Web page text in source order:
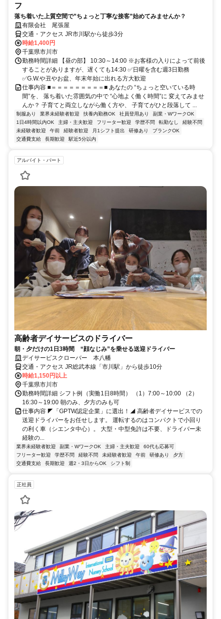
フ
落ち着いた上質空間で”ちょっと丁寧な接客”始めてみませんか？
有限会社 尾張屋
交通・アクセス JR市川駅から徒歩3分
時給1,400円
千葉県市川市
勤務時間詳細 【昼の部】 10:30～14:00 ※お客様の入りによって前後
することがありますが、遅くても14:30 ✅日曜を含む週3日勤務
✅G.W.や丑やお盆、年末年始に出れる方大歓迎
仕事内容 ■＝＝＝＝＝＝＝＝＝■ あなたの “ちょっと空いている時
間”を、 落ち着いた雰囲気の中で “心地よく働く時間”に 変えてみませ
んか？ 子育てと両立しながら働く方や、 子育てがひと段落して ...
制服あり 業界未経験者歓迎 扶養内勤務OK 社員登用あり
副業・WワークOK
1日4時間以内OK
主婦・主夫歓迎 フリーター歓迎 学歴不問 転勤なし
経験不問
未経験者歓迎
午前 経験者歓迎 月1シフト提出 研修あり
ブランクOK
交通費支給
長期歓迎 駅近5分以内
アルバイト・パート
高齢者デイサービスのドライバー
朝・夕だけの1日3時間 “顔なじみ”を乗せる送迎ドライバー
デイサービスクローバー 本八幡
交通・アクセス JR総武本線「市川駅」から徒歩10分
時給1,150円以上
千葉県市川市
勤務時間詳細 シフト例（実働1日8時間） （1）7:00～10:00 （2）
16:30～19:00 朝のみ、夕方のみも可
仕事内容 ◤「GPTW認定企業」に選出！◢ 高齢者デイサービスでの
送迎ドライバーをお任せします。 運転するのはコンパクトで小回り
の利く車（シエンタ中心）。 大型・中型免許は不要、ドライバー未
経験の...
業界未経験者歓迎 副業・WワークOK 主婦・主夫歓迎
60代も応募可
フリーター歓迎
学歴不問 経験不問 未経験者歓迎 午前 研修あり
夕方
交通費支給
長期歓迎 週2・3日からOK シフト制
正社員